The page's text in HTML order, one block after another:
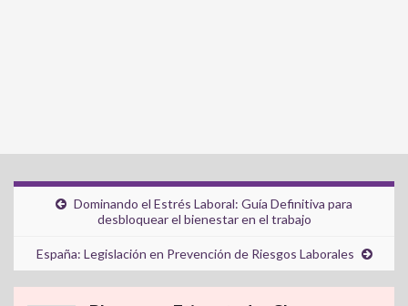
Dominando el Estrés Laboral: Guía Definitiva para
desbloquear el bienestar en el trabajo
España: Legislación en Prevención de Riesgos Laborales